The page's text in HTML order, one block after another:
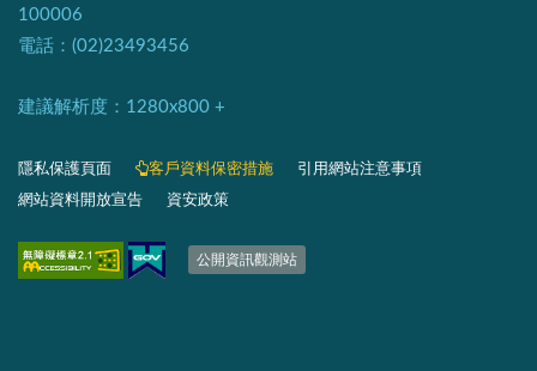
100006
電話：(02)23493456
建議解析度：1280x800 +​
隱私保護頁面​ 客戶資料保密措施
引用網站注意事項
網站資料開放宣告
資安政策
公開資訊觀測站